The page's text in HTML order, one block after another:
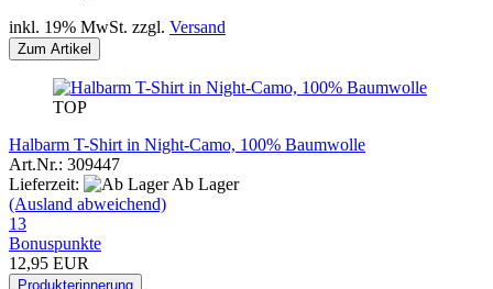
inkl. 19% MwSt. zzgl. Versand
Zum Artikel
TOP
Halbarm T-Shirt in Night-Camo, 100% Baumwolle
Art.Nr.: 309447
Lieferzeit:
Ab Lager
(Ausland abweichend)
13
Bonuspunkte
12,95 EUR
Produkterinnerung